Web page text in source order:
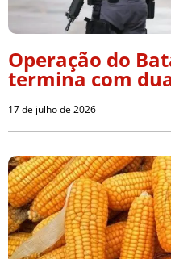
Operação do
termina com
17 de julho de 2026